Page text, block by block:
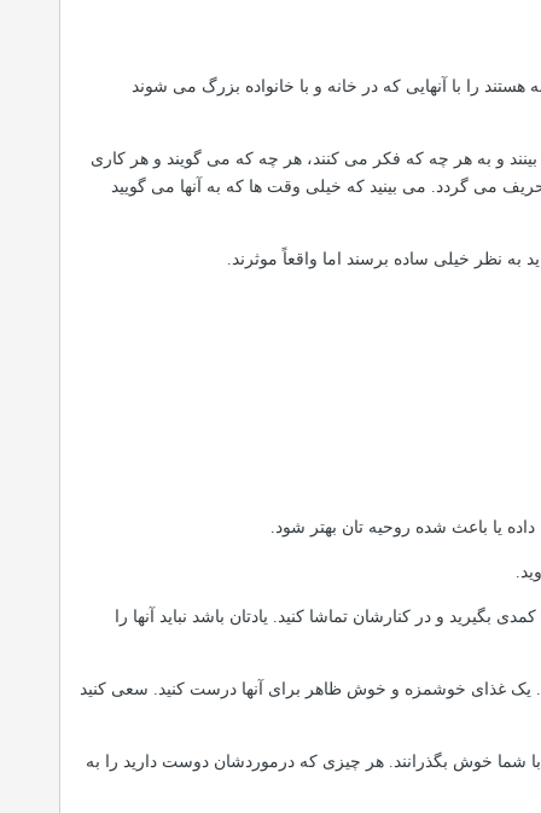
را با آنهایی که در خانه و با خانواده بزرگ می شوند
و به هر چه که فکر می کنند، هر چه که می گویند و هر کاری
می گردد. می بینید که خیلی وقت ها که به آنها می گویید
به نظر خیلی ساده برسند اما واقعاً موثرند.
یا باعث شده روحیه تان بهتر شود.
بگیرید و در کنارشان تماشا کنید. یادتان باشد نباید آنها را
یک غذای خوشمزه و خوش ظاهر برای آنها درست کنید. سعی کنید
با شما خوش بگذرانند. هر چیزی که درموردشان دوست دارید را به